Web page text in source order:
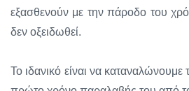
εξασθενούν με την πάροδο του
δεν οξειδωθεί.
Το ιδανικό είναι να